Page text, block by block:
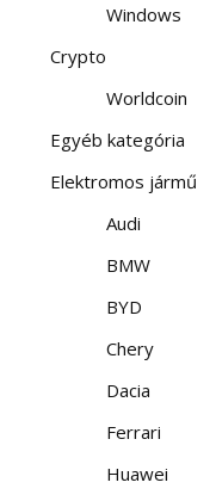
Windows
Crypto
Worldcoin
Egyéb kategória
Elektromos jármű
Audi
BMW
BYD
Chery
Dacia
Ferrari
Huawei